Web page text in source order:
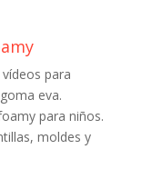
para
eva.
para niños.
moldes y